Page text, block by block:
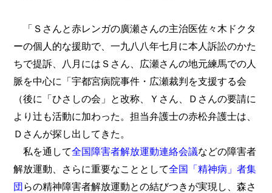
「Ｓさんと赤レンガの廣瀬さんの主治医佐々木ドクタ
ーの個人的な援助で、一九八八年七月に本人訴訟のかた
ちで提訴、八月にはＳさん、広瀬さんの地元練馬での人
脈を中心に「宇都宮病院事件・広瀬裁判を支援する会
（後に「ひさしの会」と改称、Ｙさん、Ｄさんの要請に
より辻も活動に加わった。担当弁護士の赤松弁護士は、
Ｄさんが探し出してきた。
私を通して全国障害者解放運動連絡会議などの障害者
解放運動、さらに重要なこととして全国「精神病」者集
団らの精神障害者解放運動との結びつきが実現し、森さ